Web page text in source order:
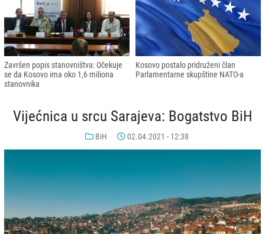
Završen popis stanovništva: Očekuje
se da Kosovo ima oko 1,6 miliona
stanovnika
Kosovo postalo pridruženi član
Parlamentarne skupštine NATO-a
Vijećnica u srcu Sarajeva: Bogatstvo BiH
BiH 02.04.2021 - 12:38